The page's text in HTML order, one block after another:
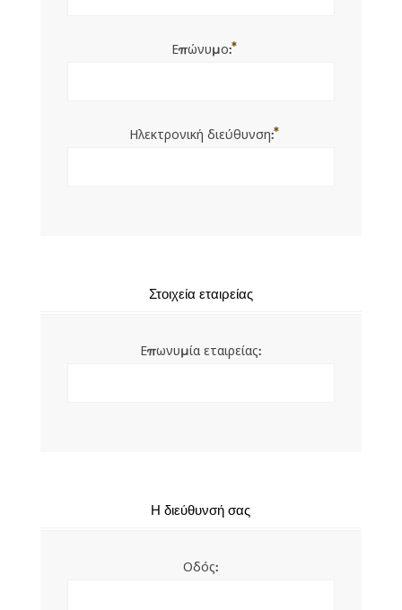
Επώνυμο:*
Ηλεκτρονική διεύθυνση:*
Στοιχεία εταιρείας
Επωνυμία εταιρείας:
Η διεύθυνσή σας
Οδός: